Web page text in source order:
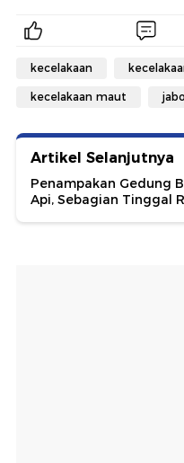
kecelakaan
kecelakaan maut
Artikel Selanjutnya
Penampakan Gedung
Api, Sebagian Tinggal